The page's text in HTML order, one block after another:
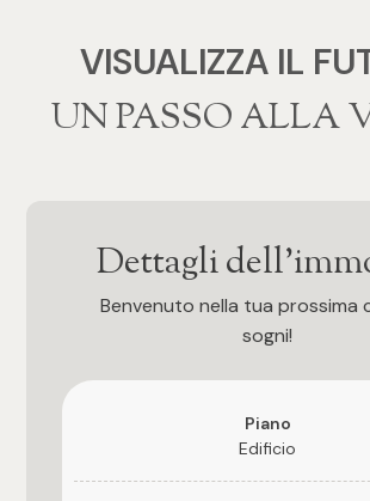
VISUALIZZA IL
‍‍UN PASSO ALLA
Dettagli
Benvenuto nella tua prossima
sogni!
Piano
Edificio
4
opzioni